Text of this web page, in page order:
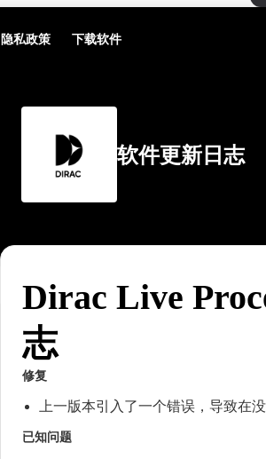
隐私政策 下载软件
软件更新日志
Dirac Live
志
修复
上一版本引入了一个错误，导致在
已知问题